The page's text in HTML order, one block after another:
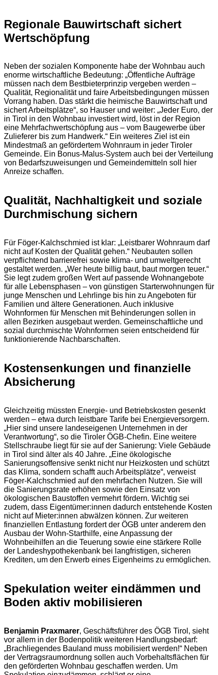
Regionale Bauwirtschaft sichert
Wertschöpfung
Neben der sozialen Komponente habe der Wohnbau auch
enorme wirtschaftliche Bedeutung: „Öffentliche Aufträge
müssen nach dem Bestbieterprinzip vergeben werden –
Qualität, Regionalität und faire Arbeitsbedingungen müssen
Vorrang haben. Das stärkt die heimische Bauwirtschaft und
sichert Arbeitsplätze“, so Hauser und weiter: „Jeder Euro, der
in Tirol in den Wohnbau investiert wird, löst in der Region
eine Mehrfachwertschöpfung aus – vom Baugewerbe über
Zulieferer bis zum Handwerk.“ Ein weiteres Ziel ist ein
Mindestmaß an gefördertem Wohnraum in jeder Tiroler
Gemeinde. Ein Bonus-Malus-System auch bei der Verteilung
von Bedarfszuweisungen und Gemeindemitteln soll hier
Anreize schaffen.
Qualität, Nachhaltigkeit und soziale
Durchmischung sichern
Für Föger-Kalchschmied ist klar: „Leistbarer Wohnraum darf
nicht auf Kosten der Qualität gehen.“ Neubauten sollen
verpflichtend barrierefrei sowie klima- und umweltgerecht
gestaltet werden. „Wer heute billig baut, baut morgen teuer.“
Sie legt zudem großen Wert auf passende Wohnangebote
für alle Lebensphasen – von günstigen Starterwohnungen für
junge Menschen und Lehrlinge bis hin zu Angeboten für
Familien und ältere Generationen. Auch inklusive
Wohnformen für Menschen mit Behinderungen sollen in
allen Bezirken ausgebaut werden. Gemeinschaftliche und
sozial durchmischte Wohnformen seien entscheidend für
funktionierende Nachbarschaften.
Kostensenkungen und finanzielle
Absicherung
Gleichzeitig müssten Energie- und Betriebskosten gesenkt
werden – etwa durch leistbare Tarife bei Energieversorgern.
„Hier sind unsere landeseigenen Unternehmen in der
Verantwortung“, so die Tiroler ÖGB-Chefin. Eine weitere
Stellschraube liegt für sie auf der Sanierung: Viele Gebäude
in Tirol sind älter als 40 Jahre. „Eine ökologische
Sanierungsoffensive senkt nicht nur Heizkosten und schützt
das Klima, sondern schafft auch Arbeitsplätze“, verweist
Föger-Kalchschmied auf den mehrfachen Nutzen. Sie will
die Sanierungsrate erhöhen sowie den Einsatz von
ökologischen Baustoffen vermehrt fördern. Wichtig sei
zudem, dass Eigentümer:innen dadurch entstehende Kosten
nicht auf Mieter:innen abwälzen können. Zur weiteren
finanziellen Entlastung fordert der ÖGB unter anderem den
Ausbau der Wohn-Starthilfe, eine Anpassung der
Wohnbeihilfen an die Teuerung sowie eine stärkere Rolle
der Landeshypothekenbank bei langfristigen, sicheren
Krediten, um den Erwerb eines Eigenheims zu ermöglichen.
Spekulation weiter eindämmen und
Boden aktiv mobilisieren
Benjamin Praxmarer, Geschäftsführer des ÖGB Tirol, sieht
vor allem in der Bodenpolitik weiteren Handlungsbedarf:
„Brachliegendes Bauland muss mobilisiert werden!“ Neben
der Vertragsraumordnung sollen auch Vorbehaltsflächen für
den geförderten Wohnbau geschaffen werden. Um